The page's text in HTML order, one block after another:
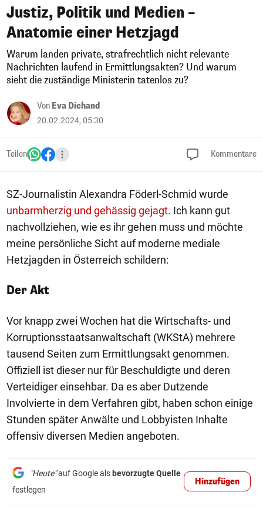
Justiz, Politik und Medien –
Anatomie einer Hetzjagd
Warum landen private, strafrechtlich nicht relevante
Nachrichten laufend in Ermittlungsakten? Und warum
sieht die zuständige Ministerin tatenlos zu?
Von Eva Dichand
20.02.2024, 05:30
Teilen Kommentare
SZ-Journalistin Alexandra Föderl-Schmid wurde
unbarmherzig und gehässig gejagt. Ich kann gut
nachvollziehen, wie es ihr gehen muss und möchte
meine persönliche Sicht auf moderne mediale
Hetzjagden in Österreich schildern:
Der Akt
Vor knapp zwei Wochen hat die Wirtschafts- und
Korruptionsstaatsanwaltschaft (WKStA) mehrere
tausend Seiten zum Ermittlungsakt genommen.
Offiziell ist dieser nur für Beschuldigte und deren
Verteidiger einsehbar. Da es aber Dutzende
Involvierte in dem Verfahren gibt, haben schon einige
Stunden später Anwälte und Lobbyisten Inhalte
offensiv diversen Medien angeboten.
"Heute"auf Google als bevorzugte Quelle
festlegen
Hinzufügen